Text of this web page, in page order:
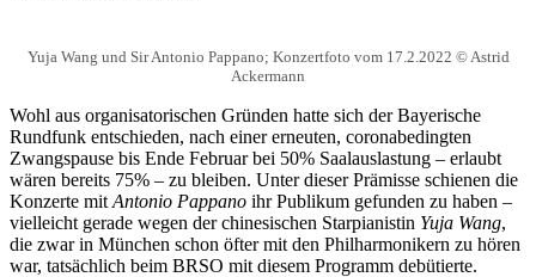
Yuja Wang und Sir Antonio Pappano; Konzertfoto vom 17.2.2022 © Astrid
Ackermann
Wohl aus organisatorischen Gründen hatte sich der Bayerische
Rundfunk entschieden, nach einer erneuten, coronabedingten
Zwangspause bis Ende Februar bei 50% Saalauslastung – erlaubt
wären bereits 75% – zu bleiben. Unter dieser Prämisse schienen die
Konzerte mit Antonio Pappano ihr Publikum gefunden zu haben –
vielleicht gerade wegen der chinesischen Starpianistin Yuja Wang,
die zwar in München schon öfter mit den Philharmonikern zu hören
war, tatsächlich beim BRSO mit diesem Programm debütierte.